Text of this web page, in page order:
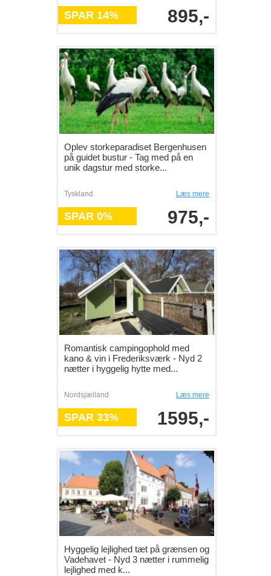
SPAR 14% 895,-
Oplev storkeparadiset Bergenhusen
på guidet bustur - Tag med på en
unik dagstur med storke...
Tyskland Læs mere
SPAR 0% 975,-
Romantisk campingophold med
kano & vin i Frederiksværk - Nyd 2
nætter i hyggelig hytte med...
Nordsjælland Læs mere
SPAR 33% 1595,-
Hyggelig lejlighed tæt på grænsen og
Vadehavet - Nyd 3 nætter i rummelig
lejlighed med k...